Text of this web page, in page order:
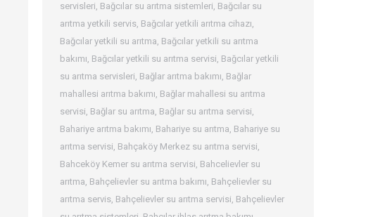
servisleri, Bağcılar su arıtma sistemleri, Bağcılar su
arıtma yetkili servis, Bağcılar yetkili arıtma cihazı,
Bağcılar yetkili su arıtma, Bağcılar yetkili su arıtma
bakımı, Bağcılar yetkili su arıtma servisi, Bağcılar yetkili
su arıtma servisleri, Bağlar arıtma bakımı, Bağlar
mahallesi arıtma bakımı, Bağlar mahallesi su arıtma
servisi, Bağlar su arıtma, Bağlar su arıtma servisi,
Bahariye arıtma bakımı, Bahariye su arıtma, Bahariye su
arıtma servisi, Bahçaköy Merkez su arıtma servisi,
Bahceköy Kemer su arıtma servisi, Bahcelievler su
arıtma, Bahçelievler su arıtma bakımı, Bahçelievler su
arıtma servis, Bahçelievler su arıtma servisi, Bahçelievler